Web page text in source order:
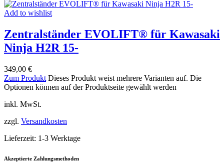
Add to wishlist
Zentralständer EVOLIFT® für Kawasaki
Ninja H2R 15-
349,00 €
Zum Produkt Dieses Produkt weist mehrere Varianten auf. Die
Optionen können auf der Produktseite gewählt werden
inkl. MwSt.
zzgl. Versandkosten
Lieferzeit: 1-3 Werktage
Akzeptierte Zahlungsmethoden